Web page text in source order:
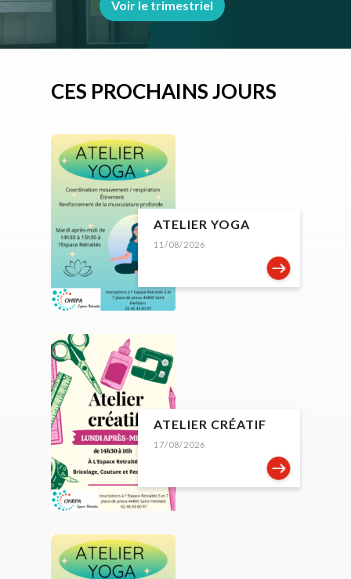
Voir le trimestriel
CES PROCHAINS JOURS
11/08/2026
ATELIER YOGA
17/08/2026
ATELIER CRÉATIF